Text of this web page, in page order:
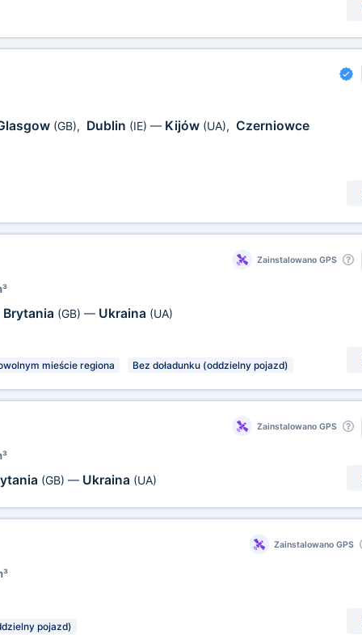
(GB), Dublin (IE) — Kijów (UA), Czerniowce
Zainstalowano GPS
Brytania (GB) — Ukraina (UA)
mieście regiona Bez doładunku (oddzielny pojazd)
Zainstalowano GPS
(GB) — Ukraina (UA)
Zainstalowano GPS
pojazd)